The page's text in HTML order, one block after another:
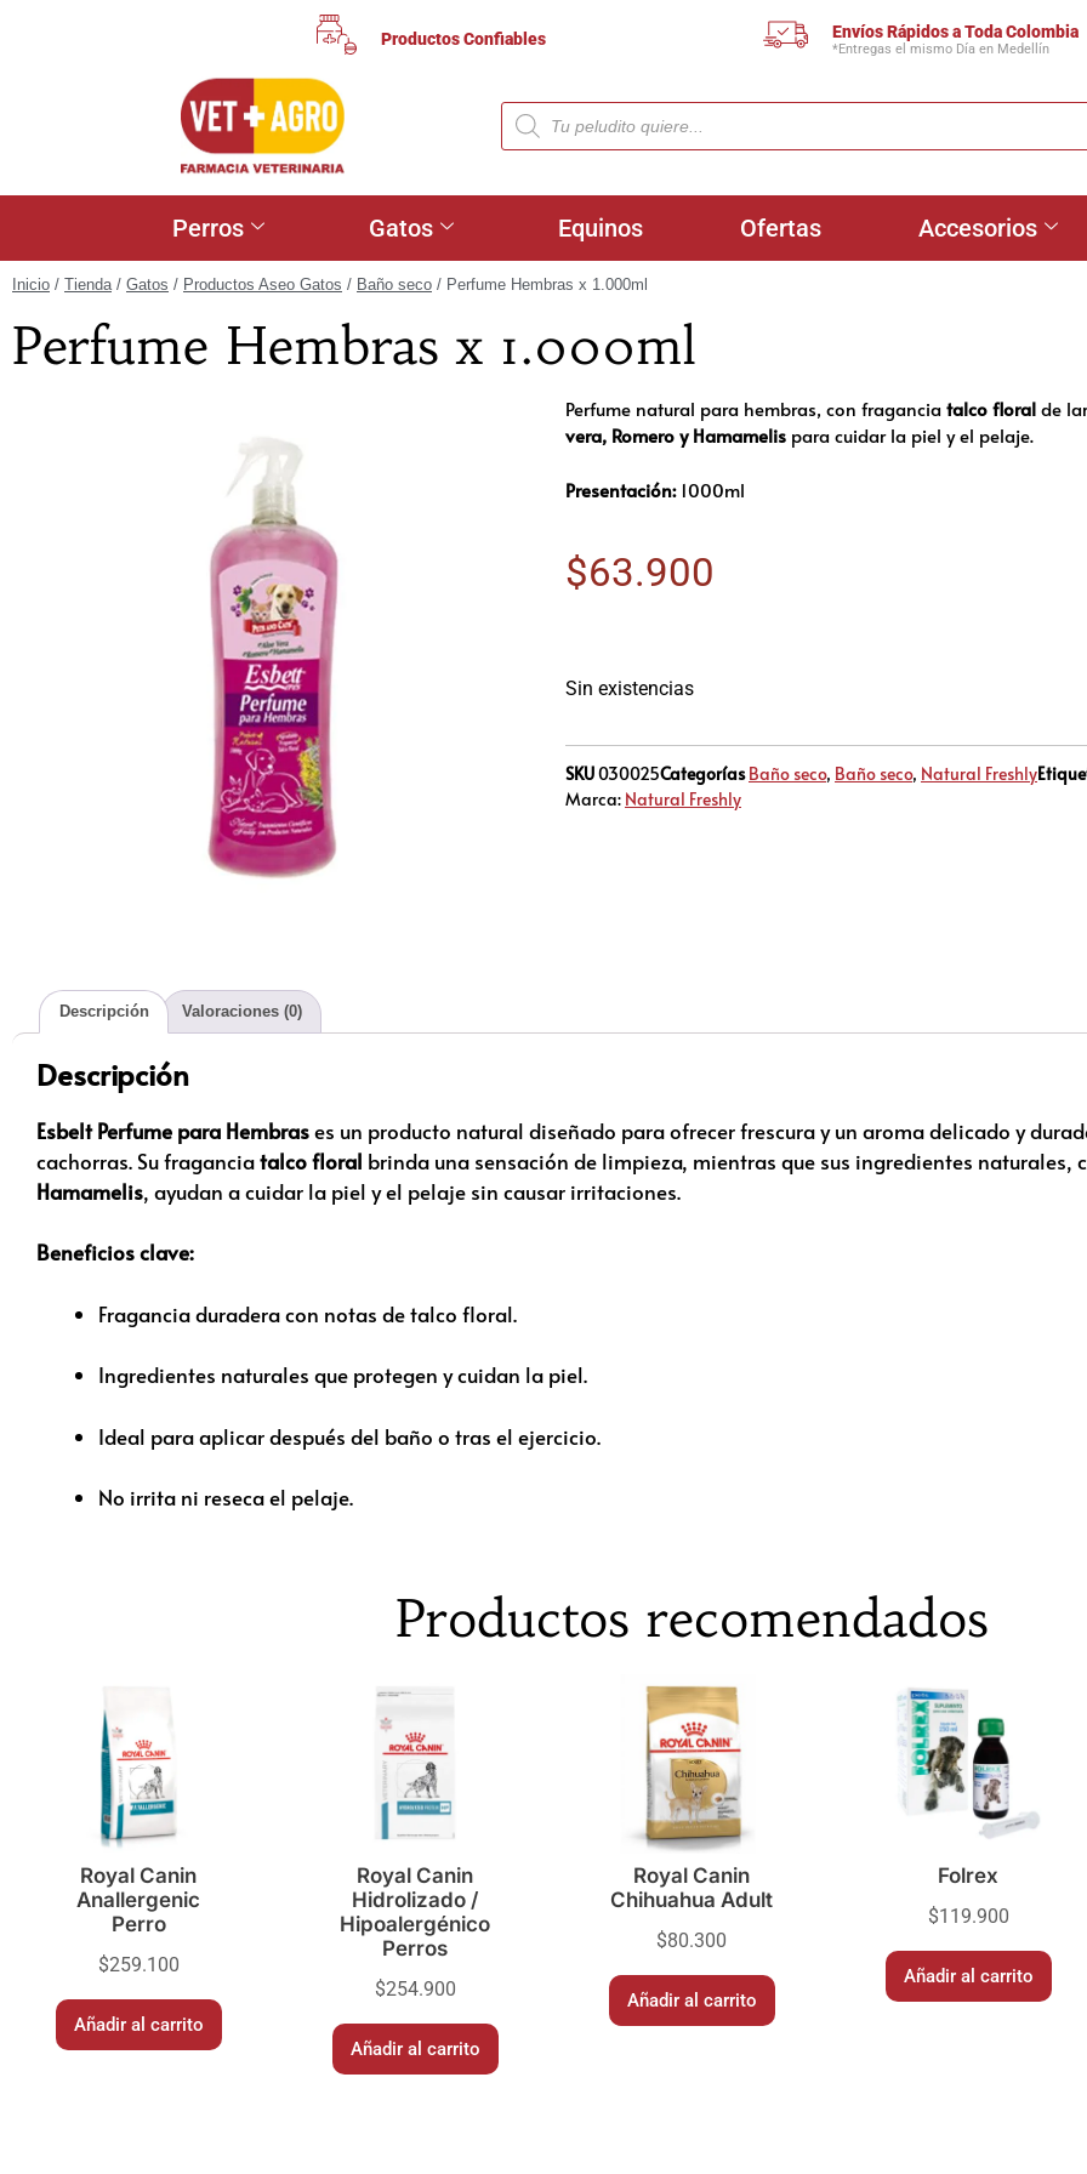
Productos Confiables Envíos Rápidos a Toda Colombia
*Entregas el mismo Día en Medellín
Perros Gatos Equinos Ofertas Accesorios
Inicio / Tienda/ Gatos / Productos Aseo Gatos / Baño seco / Perfume Hembras x 1.000ml
Perfume Hembras x 1.000ml
Perfume natural para hembras, con fraganciatalco floralde
vera, Romero y Hamamelis para cuidar la piel y el pelaje.
Presentación:1000ml
$63.900
Sin existencias
SKU030025Categorías Baño seco, Baño seco, Natural Freshly
Marca: Natural Freshly
Descripción Valoraciones (0)
Descripción
Esbelt Perfume para Hembrases un producto natural diseñado para ofrecer frescura y un aroma delicado y
cachorras. Su fraganciatalco floral brinda una sensación de limpieza, mientras que sus ingredientes naturales,
Hamamelis, ayudan a cuidar la piel y el pelaje sin causar irritaciones.
Beneficios clave:
Fragancia duradera con notas de talco floral.
Ingredientes naturales que protegen y cuidan la piel.
Ideal para aplicar después del baño o tras el ejercicio.
No irrita ni reseca el pelaje.
Productos recomendados
Royal Canin
Anallergenic
Perro
$259.100
Añadir al carrito
Royal Canin
Hidrolizado /
Hipoalergénico
Perros
$254.900
Añadir al carrito
Royal Canin
Chihuahua Adult
$80.300
Añadir al carrito
Folrex
$119.900
Añadir al carrito